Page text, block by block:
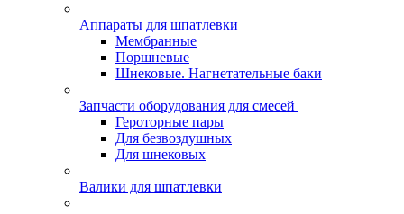
Аппараты для шпатлевки
Мембранные
Поршневые
Шнековые. Нагнетательные баки
Запчасти оборудования для смесей
Героторные пары
Для безвоздушных
Для шнековых
Валики для шпатлевки